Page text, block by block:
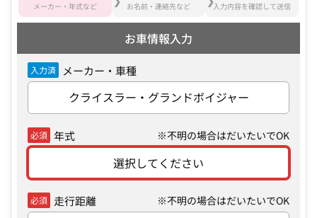
メーカー・年式など お名前・連絡先など 入力内容を確認して送信
お車情報入力
入力済 メーカー・車種
クライスラー・グランドボイジャー
必須 年式 ※不明の場合はだいたいでOK
選択してください
必須 走行距離 ※不明の場合はだいたいでOK